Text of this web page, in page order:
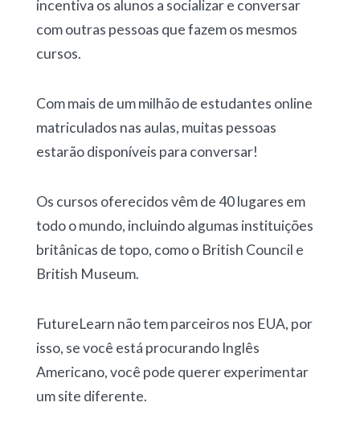
incentiva os alunos a socializar e conversar
com outras pessoas que fazem os mesmos
cursos.
Com mais de um milhão de estudantes online
matriculados nas aulas, muitas pessoas
estarão disponíveis para conversar!
Os cursos oferecidos vêm de 40 lugares em
todo o mundo, incluindo algumas instituições
britânicas de topo, como o British Council e
British Museum.
FutureLearn não tem parceiros nos EUA, por
isso, se você está procurando Inglês
Americano, você pode querer experimentar
um site diferente.